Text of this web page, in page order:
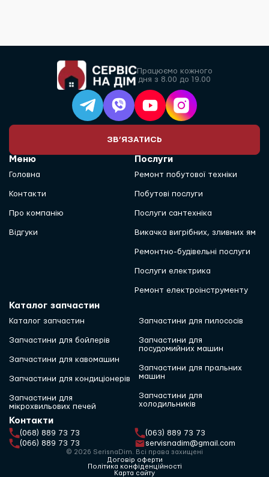
Працюємо кожного
дня з 8.00 до 19.00
ЗВ’ЯЗАТИСЬ
Меню
Головна
Контакти
Про компанію
Відгуки
Послуги
Ремонт побутової техніки
Побутові послуги
Послуги сантехніка
Викачка вигрібних, зливних ям
Ремонтно-будівельні послуги
Послуги електрика
Ремонт електроінструменту
Каталог запчастин
Каталог запчастин
Запчастини для бойлерів
Запчастини для кавомашин
Запчастини для кондиціонерів
Запчастини для
мікрохвильових печей
Запчастини для пилососів
Запчастини для
посудомийних машин
Запчастини для пральних
машин
Запчастини для
холодильників
Контакти
(068) 889 73 73
(063) 889 73 73
(066) 889 73 73
servisnadim@gmail.com
© 2026 SerisnaDim. Всі права захищені
Договір оферти
Політика конфіденційності
Карта сайту